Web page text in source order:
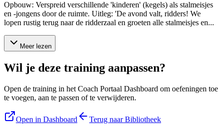
Opbouw: Verspreid verschillende 'kinderen' (kegels) als stalmeisjes
en -jongens door de ruimte. Uitleg: 'De avond valt, ridders! We
lopen rustig terug naar de ridderzaal en groeten alle stalmeisjes en...
Meer lezen
Wil je deze training aanpassen?
Open de training in het Coach Portaal Dashboard om oefeningen toe
te voegen, aan te passen of te verwijderen.
Open in Dashboard Terug naar Bibliotheek